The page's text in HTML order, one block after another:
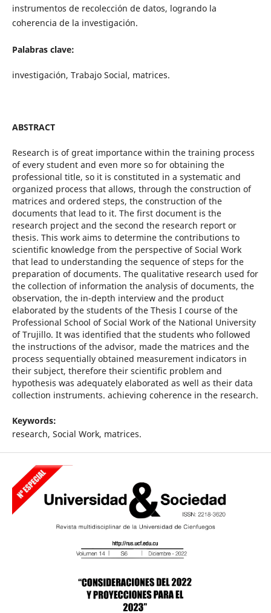
instrumentos de recolección de datos, logrando la
coherencia de la investigación.
Palabras clave:
investigación, Trabajo Social, matrices.
ABSTRACT
Research is of great importance within the training process
of every student and even more so for obtaining the
professional title, so it is constituted in a systematic and
organized process that allows, through the construction of
matrices and ordered steps, the construction of the
documents that lead to it. The first document is the
research project and the second the research report or
thesis. This work aims to determine the contributions to
scientific knowledge from the perspective of Social Work
that lead to understanding the sequence of steps for the
preparation of documents. The qualitative research used for
the collection of information the analysis of documents, the
observation, the in-depth interview and the product
elaborated by the students of the Thesis I course of the
Professional School of Social Work of the National University
of Trujillo. It was identified that the students who followed
the instructions of the advisor, made the matrices and the
process sequentially obtained measurement indicators in
their subject, therefore their scientific problem and
hypothesis was adequately elaborated as well as their data
collection instruments. achieving coherence in the research.
Keywords:
research, Social Work, matrices.